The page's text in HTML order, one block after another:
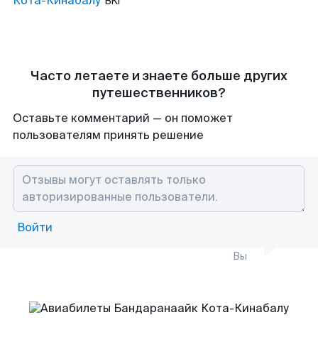
Часто летаете и знаете больше других
путешественников?
Оставьте комментарий — он поможет
пользователям принять решение
Войти
Вы